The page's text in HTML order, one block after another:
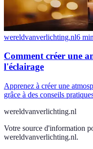
wereldvanverlichting.nl6 min
Comment créer une
l'éclairage
Apprenez à créer une
grâce à des conseils
wereldvanverlichting.nl
Votre source d'information
wereldvanverlichting.nl.